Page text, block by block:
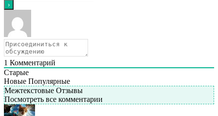
1 Комментарий
Старые
Новые Популярные
Межтекстовые Отзывы
Посмотреть все комментарии